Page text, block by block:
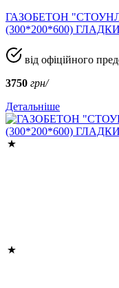
ГАЗОБЕТОН
(300*200*600)
від офіційного
3750 грн/
Детальніше